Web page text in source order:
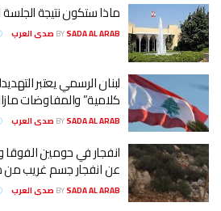
ماذا ستكون نتيجة الجلسة
BYSADA AL ARAB صدى العرب
لبنان الرسمي يعتبر
كلامية” والمفاوضات
BYSADA AL ARAB صدى العرب
انفجار في حومين الفوقا
عن انفجار جسم غريب من
BYSADA AL ARAB صدى العرب